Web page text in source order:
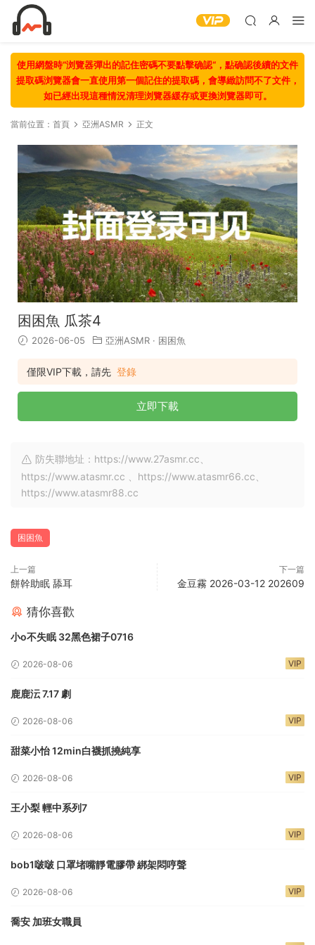
使用網盤時“浏覽器彈出的記住密碼不要點擊确認“，點确認後續的文件
提取碼浏覽器會一直使用第一個記住的提取碼，會導緻訪問不了文件，
如已經出現這種情況清理浏覽器緩存或更換浏覽器即可。
當前位置： 首頁 亞洲ASMR 正文
困困魚 瓜茶4
2026-06-05 亞洲ASMR · 困困魚
僅限VIP下載，請先 登錄
立即下載
防失聯地址：https://www.27asmr.cc、
https://www.atasmr.cc 、https://www.atasmr66.cc、
https://www.atasmr88.cc
困困魚
上一篇
餅幹助眠 舔耳
下一篇
金豆霧 2026-03-12 202609
猜你喜歡
小o不失眠 32黑色裙子0716
2026-08-06 VIP
鹿鹿沄 7.17 劇
2026-08-06 VIP
甜菜小怡 12min白襪抓撓純享
2026-08-06 VIP
王小梨 輕中系列7
2026-08-06 VIP
bob1啵啵 口罩堵嘴靜電膠帶 綁架悶哼聲
2026-08-06 VIP
喬安 加班女職員